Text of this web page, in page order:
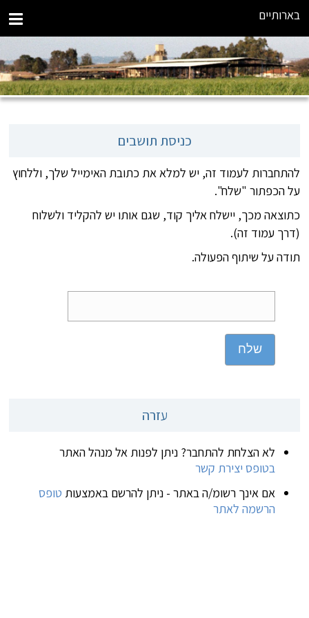
בארותיים
כניסת תושבים
להתחברות לעמוד זה, יש למלא את כתובת האימייל שלך, וללחוץ
על הכפתור "שלח".
כתוצאה מכך, יישלח אליך קוד, שגם אותו יש להקליד ולשלוח
(דרך עמוד זה).
תודה על שיתוף הפעולה.
שלח
עזרה
לא הצלחת להתחבר? ניתן לפנות אל מנהל האתר
בטופס יצירת קשר
אם אינך רשומ/ה באתר - ניתן להרשם באמצעות טופס
הרשמה לאתר